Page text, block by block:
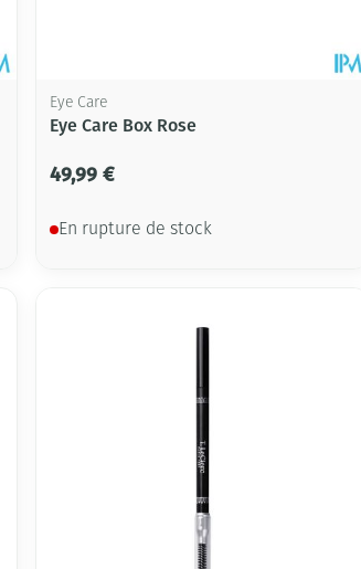
Eye Care
Eye Care Box Rose
49,99 €
En rupture de stock